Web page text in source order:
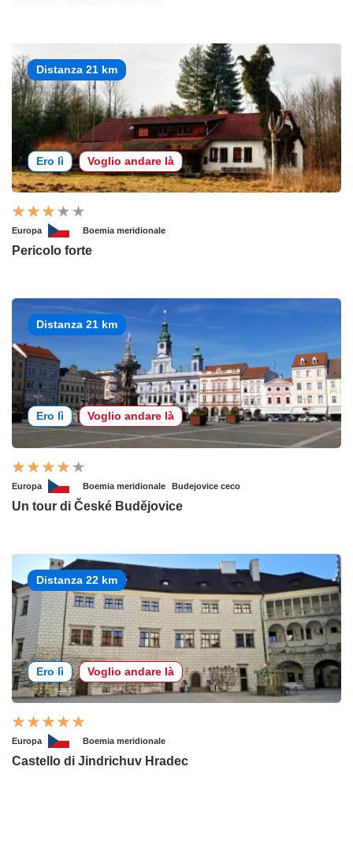
Distanza 21 km
Ero lì Voglio andare là
Europa Boemia meridionale
Pericolo forte
Distanza 21 km
Ero lì Voglio andare là
Europa Boemia meridionale Budejovice ceco
Un tour di České Budějovice
Distanza 22 km
Ero lì Voglio andare là
Europa Boemia meridionale
Castello di Jindrichuv Hradec